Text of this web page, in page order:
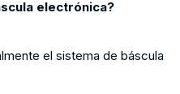
electrónica?
el sistema de báscula